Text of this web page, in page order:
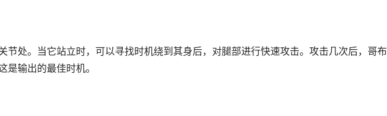
节处。当它站立时，可以寻找时机绕到其身后，对腿部进行快速攻击。攻击几次后，哥布
是输出的最佳时机。